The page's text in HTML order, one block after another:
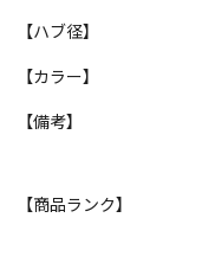
【ハブ径】
【カラー】
【備考】
【商品ランク】